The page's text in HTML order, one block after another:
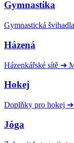
Gymnastika
Gymnastická švihadla
Házená
Házenkářské sítě ➔
Hokej
Doplňky pro hokej ➔
Jóga